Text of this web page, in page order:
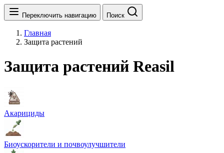
Переключить навигацию Поиск
Главная
Защита растений
Защита растений Reasil
Акарициды
Биоускорители и почвоулучшители